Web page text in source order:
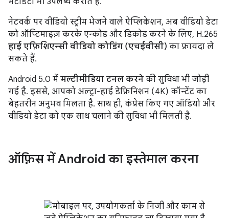
नेटवर्क पर वीडियो स्ट्रीम भेजने वाले ऐप्लिकेशन, अब वीडियो डेटा
को ऑप्टिमाइज़ करके एन्कोड और डिकोड करने के लिए, H.265
हाई एफ़िशिएन्सी वीडियो कोडिंग (एचईवीसी) का फ़ायदा ले
सकते हैं.
Android 5.0 में मल्टीमीडिया टनल करने की सुविधा भी जोड़ी
गई है. इससे, आपको अल्ट्रा-हाई डेफ़िनिशन (4K) कॉन्टेंट का
बेहतरीन अनुभव मिलता है. साथ ही, कंप्रेस किए गए ऑडियो और
वीडियो डेटा को एक साथ चलाने की सुविधा भी मिलती है.
ऑफ़िस में Android का इस्तेमाल करना